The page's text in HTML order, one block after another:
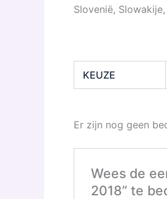
Slovenië,
KEUZE
Er zijn nog geen
Wees de
2018” te